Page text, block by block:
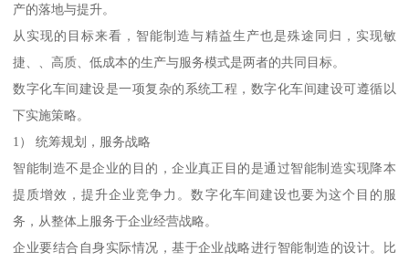
产的落地与提升。
从实现的目标来看，智能制造与精益生产也是殊途同归，实现敏
捷、、高质、低成本的生产与服务模式是两者的共同目标。
数字化车间建设是一项复杂的系统工程，数字化车间建设可遵循以
下实施策略。
1） 统筹规划，服务战略
智能制造不是企业的目的，企业真正目的是通过智能制造实现降本
提质增效，提升企业竞争力。数字化车间建设也要为这个目的服
务，从整体上服务于企业经营战略。
企业要结合自身实际情况，基于企业战略进行智能制造的设计。比